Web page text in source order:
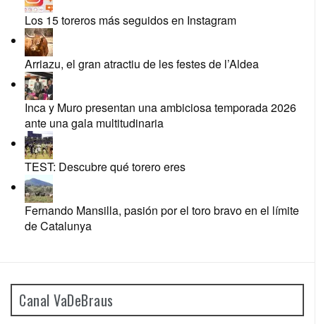
Los 15 toreros más seguidos en Instagram
Arriazu, el gran atractiu de les festes de l’Aldea
Inca y Muro presentan una ambiciosa temporada 2026
ante una gala multitudinaria
TEST: Descubre qué torero eres
Fernando Mansilla, pasión por el toro bravo en el límite
de Catalunya
Canal VaDeBraus